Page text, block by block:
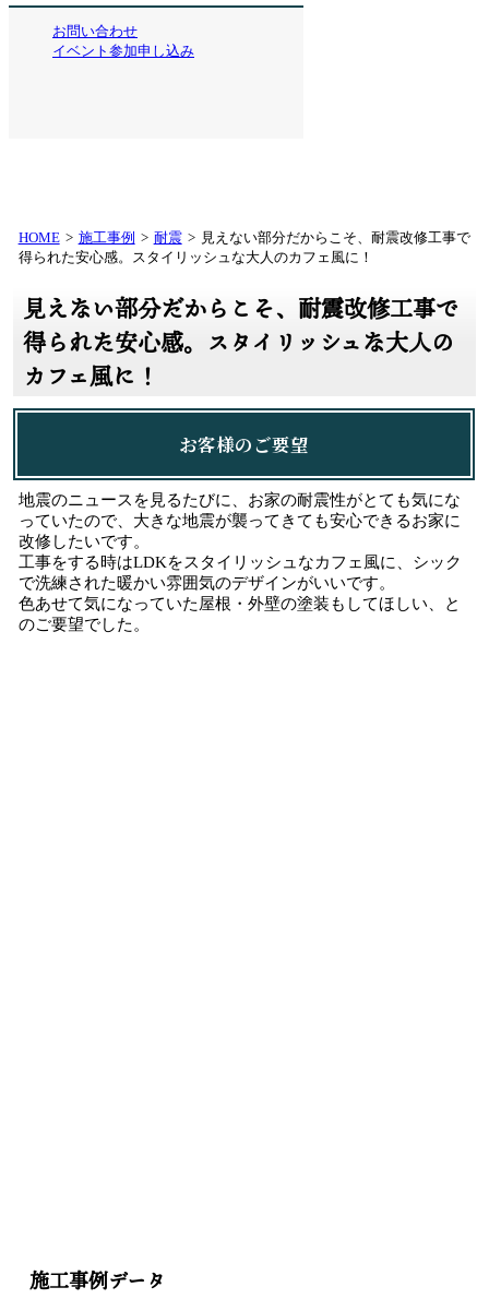
お問い合わせ
イベント参加申し込み
HOME 施工事例 耐震
見えない部分だからこそ、耐震改修工事で
得られた安心感。スタイリッシュな大人のカフェ風に！
見えない部分だからこそ、耐震改修工事で
得られた安心感。スタイリッシュな大人の
カフェ風に！
お客様のご要望
地震のニュースを見るたびに、お家の耐震性がとても気にな
っていたので、大きな地震が襲ってきても安心できるお家に
改修したいです。
工事をする時はLDKをスタイリッシュなカフェ風に、シック
で洗練された暖かい雰囲気のデザインがいいです。
色あせて気になっていた屋根・外壁の塗装もしてほしい、と
のご要望でした。
施工事例データ